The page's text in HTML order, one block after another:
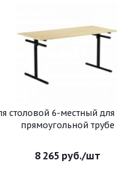
6-местный для скамеек на
прямоугольной трубе
8 265 руб./шт